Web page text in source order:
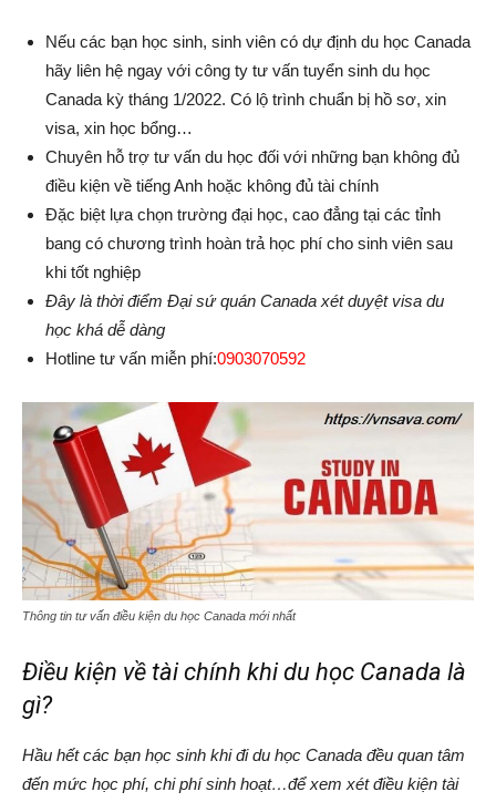
Nếu các bạn học sinh, sinh viên có dự định du học Canada
hãy liên hệ ngay với công ty tư vấn tuyển sinh du học
Canada kỳ tháng 1/2022. Có lộ trình chuẩn bị hồ sơ, xin
visa, xin học bổng…
Chuyên hỗ trợ tư vấn du học đối với những bạn không đủ
điều kiện về tiếng Anh hoặc không đủ tài chính
Đặc biệt lựa chọn trường đại học, cao đẳng tại các tỉnh
bang có chương trình hoàn trả học phí cho sinh viên sau
khi tốt nghiệp
Đây là thời điểm Đại sứ quán Canada xét duyệt visa du
học khá dễ dàng
Hotline tư vấn miễn phí:0903070592
Thông tin tư vấn điều kiện du học Canada mới nhất
Điều kiện về tài chính khi du học Canada là
gì?
Hầu hết các bạn học sinh khi đi du học Canada đều quan tâm
đến mức học phí, chi phí sinh hoạt…để xem xét điều kiện tài